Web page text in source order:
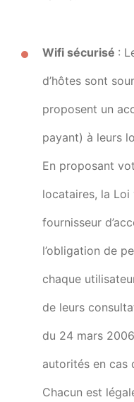
Wifi sécurisé :
d’hôtes sont
proposent un
payant) à leurs
En proposant
locataires, la Loi
fournisseur
l’obligation de
chaque
de leurs
du 24 mars
autorités en cas
Chacun est